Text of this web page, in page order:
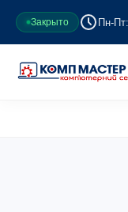
Закрыто Пн-